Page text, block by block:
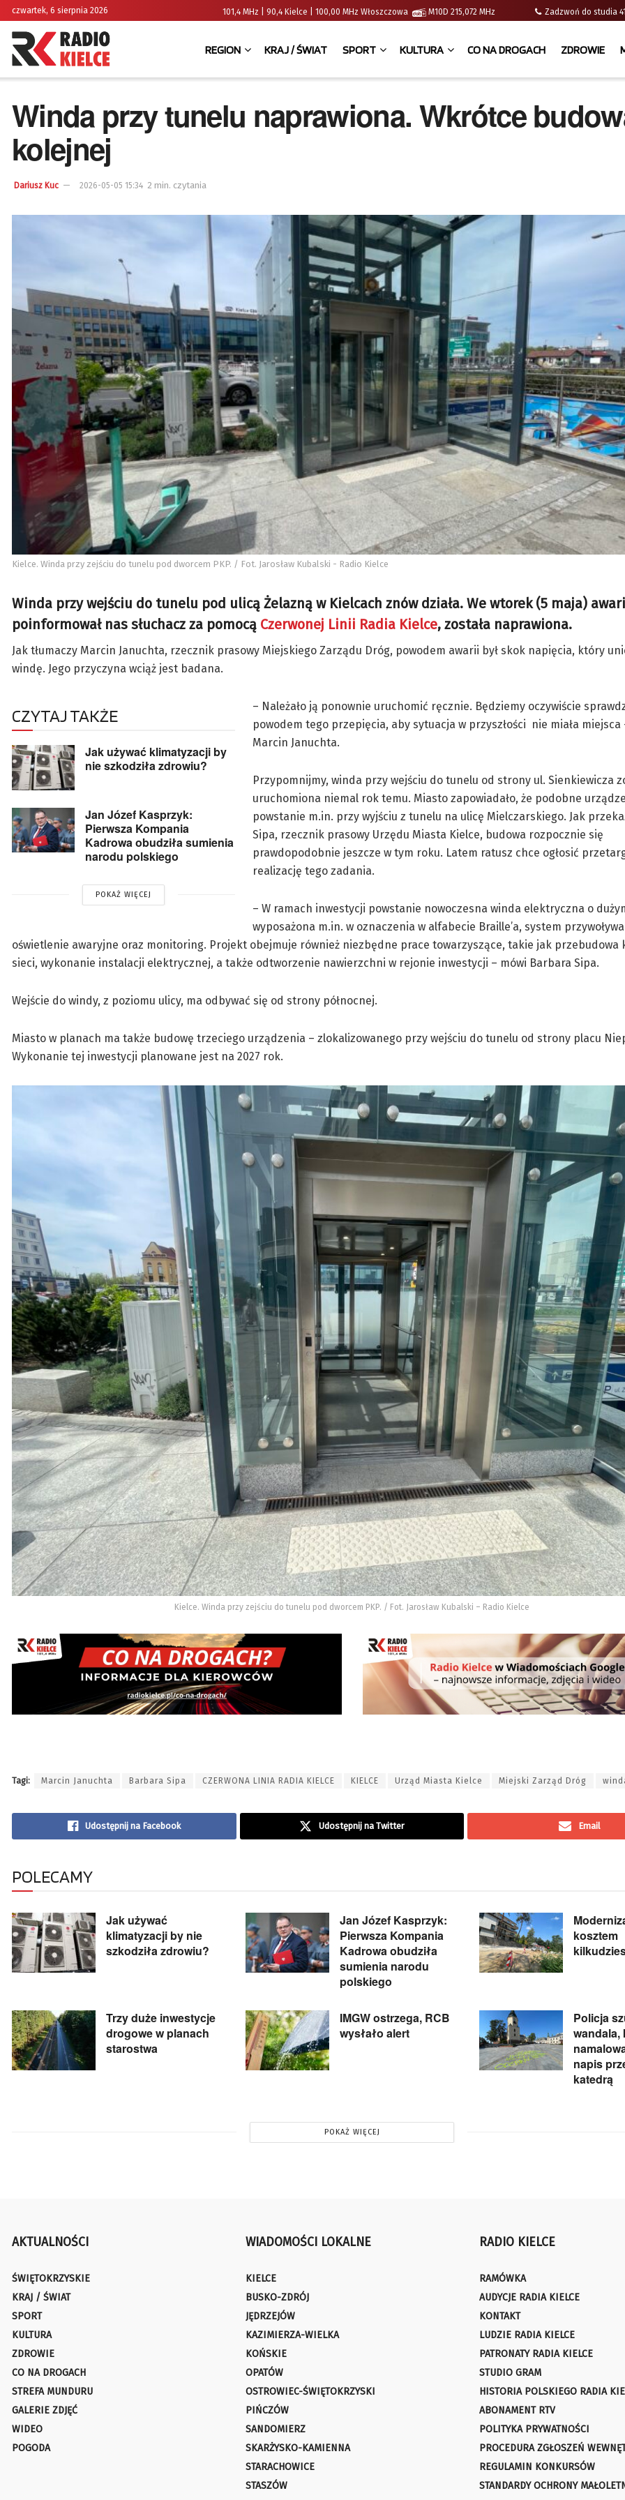
czwartek, 6 sierpnia 2026 101,4 MHz | 90,4 Kielce | 100,00 MHz Włoszczowa M10D 215,072 MHz Zadzwoń do
REGION KRAJ / ŚWIAT SPORT KULTURA CO NA DROGACH ZDROWIE
Winda przy tunelu naprawiona. Wkrótce
kolejnej
Dariusz Kuc 2026-05-05 15:34 2 min. czytania
Kielce. Winda przy zejściu do tunelu pod dworcem PKP. / Fot. Jarosław Kubalski - Radio Kielce
Winda przy wejściu do tunelu pod ulicą Żelazną w Kielcach znów działa. We wtorek (5 maja)
poinformował nas słuchacz za pomocą Czerwonej Linii Radia Kielce, została naprawiona.
Jak tłumaczy Marcin Januchta, rzecznik prasowy Miejskiego Zarządu Dróg, powodem awarii był skok napięcia, który
windę. Jego przyczyna wciąż jest badana.
CZYTAJ TAKŻE
Jak używać klimatyzacji by
nie szkodziła zdrowiu?
Jan Józef Kasprzyk:
Pierwsza Kompania
Kadrowa obudziła sumienia
narodu polskiego
POKAŻ WIĘCEJ
– Należało ją ponownie uruchomić ręcznie. Będziemy oczywiście
powodem tego przepięcia, aby sytuacja w przyszłości nie miała
Marcin Januchta.
Przypomnijmy, winda przy wejściu do tunelu od strony ul. Sienkiewicza
uruchomiona niemal rok temu. Miasto zapowiadało, że podobne
powstanie m.in. przy wyjściu z tunelu na ulicę Mielczarskiego. Jak
Sipa, rzecznik prasowy Urzędu Miasta Kielce, budowa rozpocznie się
prawdopodobnie jeszcze w tym roku. Latem ratusz chce ogłosić
realizację tego zadania.
– W ramach inwestycji powstanie nowoczesna winda elektryczna o
wyposażona m.in. w oznaczenia w alfabecie Braille’a, system
oświetlenie awaryjne oraz monitoring. Projekt obejmuje również niezbędne prace towarzyszące, takie jak przebudowa
sieci, wykonanie instalacji elektrycznej, a także odtworzenie nawierzchni w rejonie inwestycji – mówi Barbara Sipa.
Wejście do windy, z poziomu ulicy, ma odbywać się od strony północnej.
Miasto w planach ma także budowę trzeciego urządzenia – zlokalizowanego przy wejściu do tunelu od strony placu
Wykonanie tej inwestycji planowane jest na 2027 rok.
Kielce. Winda przy zejściu do tunelu pod dworcem PKP. / Fot. Jarosław Kubalski – Radio Kielce
Tagi: Marcin Januchta Barbara Sipa CZERWONA LINIA RADIA KIELCE KIELCE Urząd Miasta Kielce Miejski Zarząd Dróg
Udostępnij na Facebook Udostępnij na Twitter Email
POLECAMY
Jak używać
klimatyzacji by nie
szkodziła zdrowiu?
Jan Józef Kasprzyk:
Pierwsza Kompania
Kadrowa obudziła
sumienia narodu
polskiego
kosztem
Trzy duże inwestycje
drogowe w planach
starostwa
IMGW ostrzega, RCB
wysłało alert
Policja
wandala,
napis
katedrą
POKAŻ WIĘCEJ
AKTUALNOŚCI
ŚWIĘTOKRZYSKIE
KRAJ / ŚWIAT
SPORT
KULTURA
ZDROWIE
CO NA DROGACH
STREFA MUNDURU
GALERIE ZDJĘĆ
WIDEO
POGODA
WIADOMOŚCI LOKALNE
KIELCE
BUSKO-ZDRÓJ
JĘDRZEJÓW
KAZIMIERZA-WIELKA
KOŃSKIE
OPATÓW
OSTROWIEC-ŚWIĘTOKRZYSKI
PIŃCZÓW
SANDOMIERZ
SKARŻYSKO-KAMIENNA
STARACHOWICE
STASZÓW
RADIO KIELCE
RAMÓWKA
AUDYCJE RADIA KIELCE
KONTAKT
LUDZIE RADIA KIELCE
PATRONATY RADIA KIELCE
STUDIO GRAM
HISTORIA POLSKIEGO RADIA
ABONAMENT RTV
POLITYKA PRYWATNOŚCI
PROCEDURA ZGŁOSZEŃ
REGULAMIN KONKURSÓW
STANDARDY OCHRONY